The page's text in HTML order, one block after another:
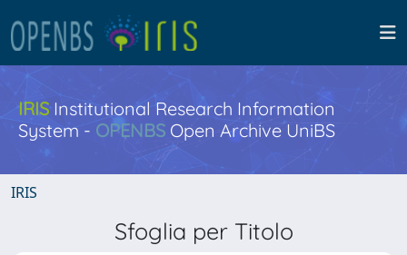
IRISInstitutional Research Information
System - OPENBS Open Archive UniBS
IRIS
Sfoglia per Titolo